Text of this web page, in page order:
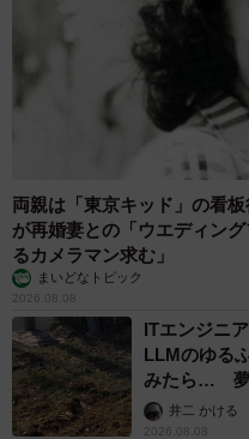
両親は「東京キッド」の看
が再婚妻との「ウエディン
るカメラマン求む」
まいどなトピック
2026.08.08
ITエンジニ
LLMのゆる
みたら… 夢
るか井二 かける
2026.08.08